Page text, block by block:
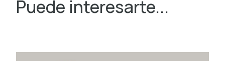
Puede interesarte...